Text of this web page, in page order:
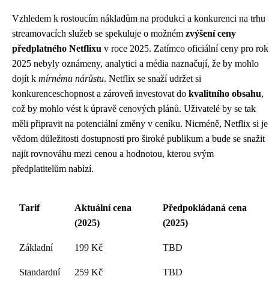
Vzhledem k rostoucím nákladům na produkci a konkurenci na trhu
streamovacích služeb se spekuluje o možném zvýšení ceny
předplatného Netflixu v roce 2025. Zatímco oficiální ceny pro rok
2025 nebyly oznámeny, analytici a média naznačují, že by mohlo
dojít k mírnému nárůstu. Netflix se snaží udržet si
konkurenceschopnost a zároveň investovat do kvalitního obsahu,
což by mohlo vést k úpravě cenových plánů. Uživatelé by se tak
měli připravit na potenciální změny v ceníku. Nicméně, Netflix si je
vědom důležitosti dostupnosti pro široké publikum a bude se snažit
najít rovnováhu mezi cenou a hodnotou, kterou svým
předplatitelům nabízí.
Tarif
Aktuální cena
(2025)
Předpokládaná cena
(2025)
Základní 199 Kč TBD
Standardní 259 Kč TBD